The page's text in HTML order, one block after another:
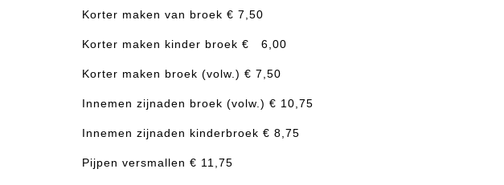
Korter maken van broek € 7,50
Korter maken kinder broek € 6,00
Korter maken broek (volw.) € 7,50
Innemen zijnaden broek (volw.) € 10,75
Innemen zijnaden kinderbroek € 8,75
Pijpen versmallen € 11,75